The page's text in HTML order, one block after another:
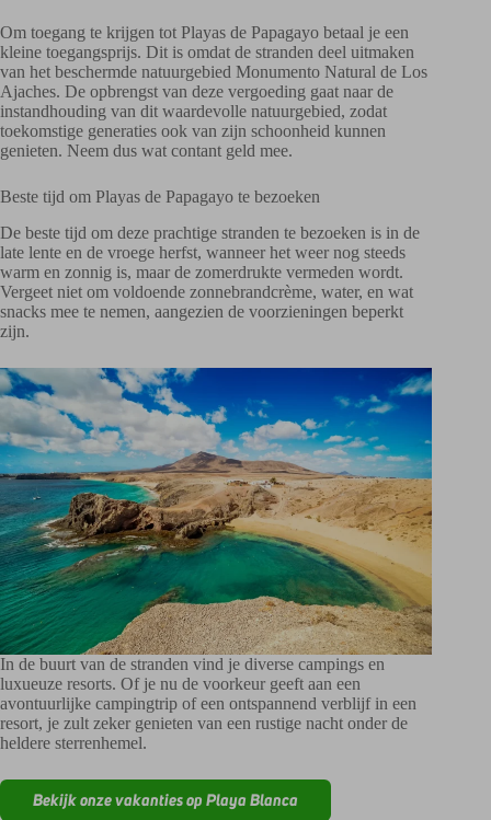
Om toegang te krijgen tot Playas de Papagayo betaal je een
kleine toegangsprijs. Dit is omdat de stranden deel uitmaken
van het beschermde natuurgebied Monumento Natural de Los
Ajaches. De opbrengst van deze vergoeding gaat naar de
instandhouding van dit waardevolle natuurgebied, zodat
toekomstige generaties ook van zijn schoonheid kunnen
genieten. Neem dus wat contant geld mee.
Beste tijd om Playas de Papagayo te bezoeken
De beste tijd om deze prachtige stranden te bezoeken is in de
late lente en de vroege herfst, wanneer het weer nog steeds
warm en zonnig is, maar de zomerdrukte vermeden wordt.
Vergeet niet om voldoende zonnebrandcrème, water, en wat
snacks mee te nemen, aangezien de voorzieningen beperkt
zijn.
In de buurt van de stranden vind je diverse campings en
luxueuze resorts. Of je nu de voorkeur geeft aan een
avontuurlijke campingtrip of een ontspannend verblijf in een
resort, je zult zeker genieten van een rustige nacht onder de
heldere sterrenhemel.
Bekijk onze vakanties op Playa Blanca